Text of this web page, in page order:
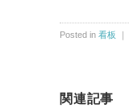
Posted in 看板 ｜
関連記事